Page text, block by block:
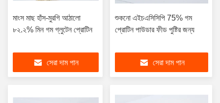
মাংস মাছ হাঁস-মুরগি আঠালো
৮২.২% মিন গম গ্লুটেন প্রোটিন
সেরা দাম পান
শুকনো এইচএসিসিপি 75% গম
প্রোটিন পাউডার ফীড পুষ্টির জন্য
সেরা দাম পান